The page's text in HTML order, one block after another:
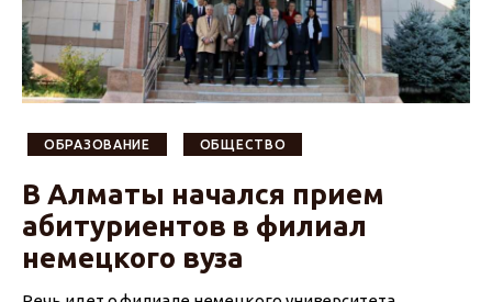
ОБРАЗОВАНИЕ ОБЩЕСТВО
В Алматы начался прием
абитуриентов в филиал
немецкого вуза